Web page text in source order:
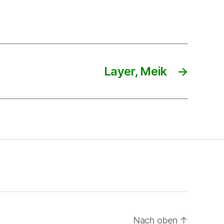
→
Layer, Meik
Nach oben ↑